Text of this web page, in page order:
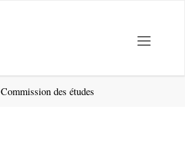
Commission des études